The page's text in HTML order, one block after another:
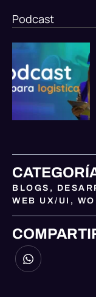
Podcast
BLOGS ,
WEB UX/UI ,